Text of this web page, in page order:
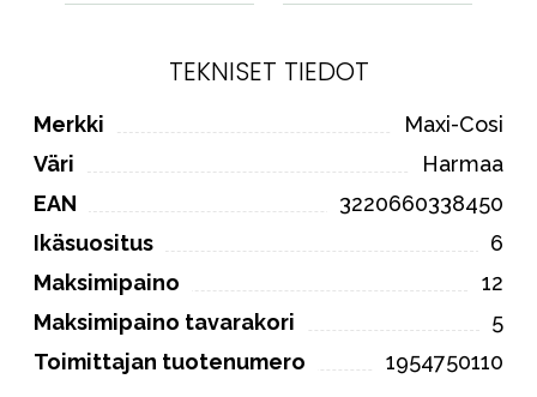
TEKNISET TIEDOT
Merkki
Maxi-Cosi
Väri
Harmaa
EAN
3220660338450
Ikäsuositus
6
Maksimipaino
12
Maksimipaino tavarakori
5
Toimittajan tuotenumero
1954750110